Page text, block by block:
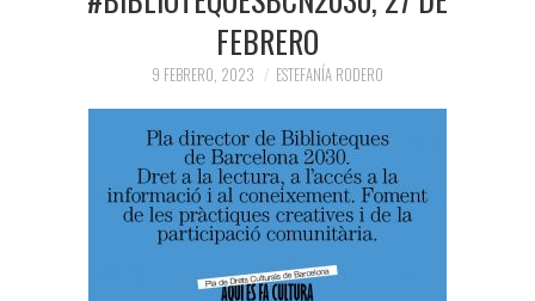
FEBRERO
9 FEBRERO, 2023 ESTEFANÍA RODERO